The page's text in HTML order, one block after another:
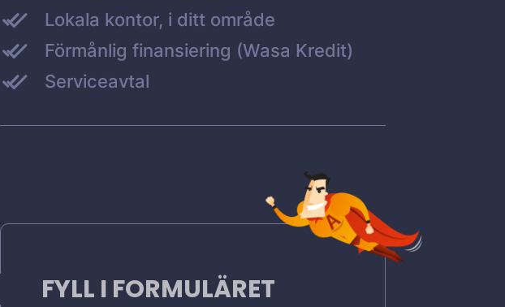
Lokala kontor, i ditt område
Förmånlig finansiering (Wasa Kredit)
Serviceavtal
FYLL I FORMULÄRET